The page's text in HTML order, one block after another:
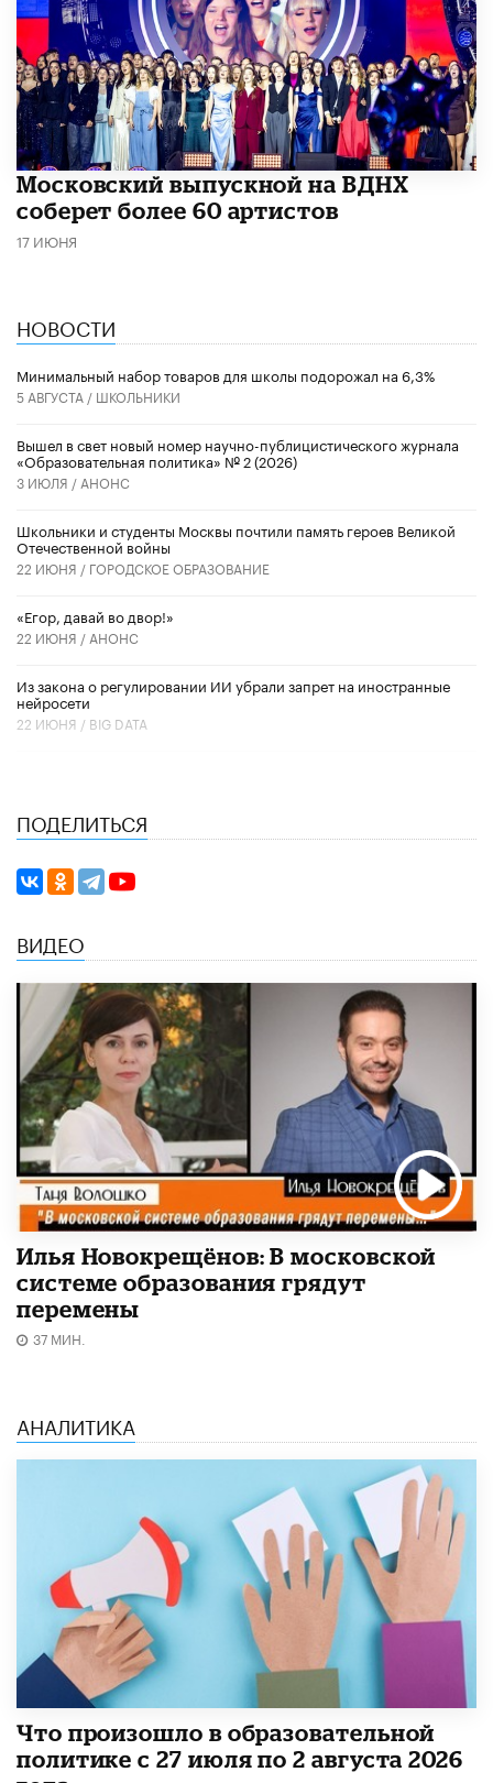
Московский выпускной на ВДНХ
соберет более 60 артистов
17 ИЮНЯ
НОВОСТИ
Минимальный набор товаров для школы подорожал на 6,3%
5 АВГУСТА / ШКОЛЬНИКИ
Вышел в свет новый номер научно-публицистического журнала
«Образовательная политика» № 2 (2026)
3 ИЮЛЯ / АНОНС
Школьники и студенты Москвы почтили память героев Великой
Отечественной войны
22 ИЮНЯ / ГОРОДСКОЕ ОБРАЗОВАНИЕ
«Егор, давай во двор!»
22 ИЮНЯ / АНОНС
Из закона о регулировании ИИ убрали запрет на иностранные
нейросети
22 ИЮНЯ / BIG DATA
ПОДЕЛИТЬСЯ
ВИДЕО
Илья Новокрещёнов: В московской
системе образования грядут
перемены
37 МИН.
АНАЛИТИКА
​Что произошло в образовательной
политике с 27 июля по 2 августа 2026